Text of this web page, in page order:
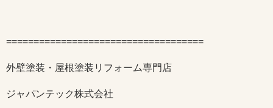
====================================
外壁塗装・屋根塗装リフォーム専門店
ジャパンテック株式会社